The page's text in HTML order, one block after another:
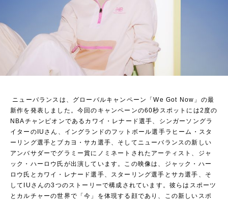
ニューバランスは、グローバルキャンペーン「We Got Now」の最
新作を発表しました。今回のキャンペーンの60秒スポットには2度の
NBAチャンピオンであるカワイ・レナード選手、シンガーソングラ
イターのIUさん、イングランドのフットボール選手ラヒーム・スタ
ーリング選手とブカヨ・サカ選手、そしてニューバランスの新しい
アンバサダーでグラミー賞にノミネートされたアーティスト、ジャ
ック・ハーロウ氏が出演しています。この映像は、ジャック・ハー
ロウ氏とカワイ・レナード選手、スターリング選手とサカ選手、そ
してIUさんの3つのストーリーで構成されています。彼らはスポーツ
とカルチャーの世界で「今」を体現する顔であり、この新しいスポ